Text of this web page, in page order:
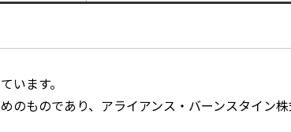
います。
のものであり、アライアンス・バーンスタイン